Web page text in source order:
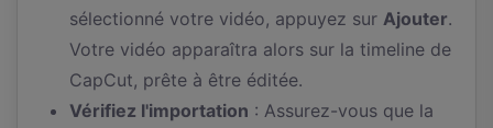
sélectionné votre vidéo, appuyez sur Ajouter.
Votre vidéo apparaîtra alors sur la timeline de
CapCut, prête à être éditée.
Vérifiez l'importation : Assurez-vous que la